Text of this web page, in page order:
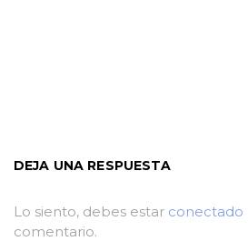
DEJA UNA RESPUESTA
Lo siento, debes estar conectado
comentario.